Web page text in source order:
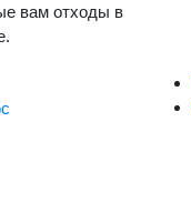
вам отходы в